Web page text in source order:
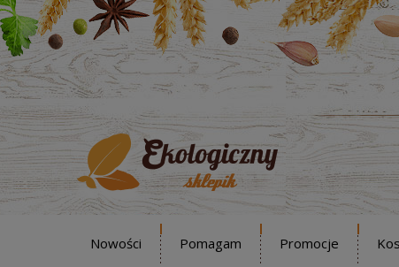
Nowości Pomagam Promocje